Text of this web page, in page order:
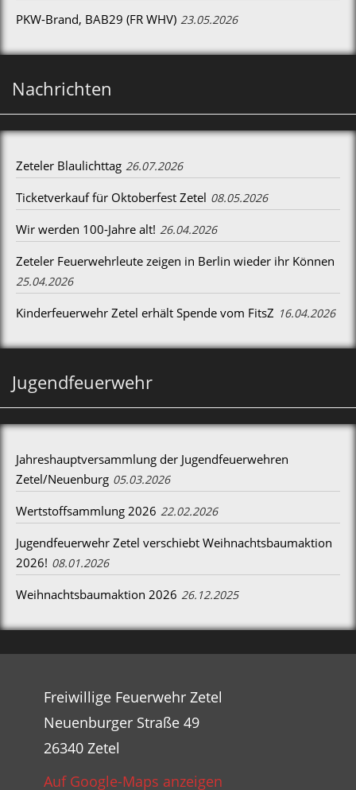
PKW-Brand, BAB29 (FR WHV) 23.05.2026
Nachrichten
Zeteler Blaulichttag 26.07.2026
Ticketverkauf für Oktoberfest Zetel 08.05.2026
Wir werden 100-Jahre alt! 26.04.2026
Zeteler Feuerwehrleute zeigen in Berlin wieder ihr Können
25.04.2026
Kinderfeuerwehr Zetel erhält Spende vom FitsZ 16.04.2026
Jugendfeuerwehr
Jahreshauptversammlung der Jugendfeuerwehren
Zetel/Neuenburg 05.03.2026
Wertstoffsammlung 2026 22.02.2026
Jugendfeuerwehr Zetel verschiebt Weihnachtsbaumaktion
2026! 08.01.2026
Weihnachtsbaumaktion 2026 26.12.2025
Freiwillige Feuerwehr Zetel
Neuenburger Straße 49
26340 Zetel
Auf Google-Maps anzeigen